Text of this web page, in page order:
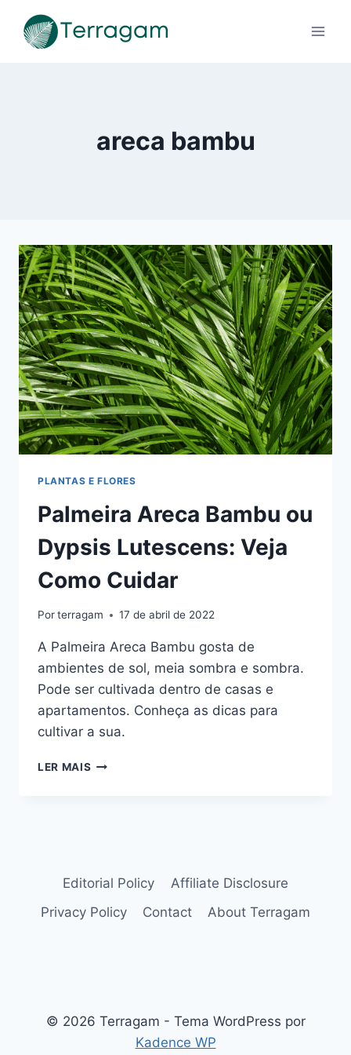
para
areca bambu
PLANTAS E FLORES
Palmeira Areca Bambu ou
Dypsis Lutescens: Veja
Como Cuidar
Porterragam 17 de abril de 2022
A Palmeira Areca Bambu gosta de
ambientes de sol, meia sombra e sombra.
Pode ser cultivada dentro de casas e
apartamentos. Conheça as dicas para
cultivar a sua.
LER MAIS PALMEIRA
COMO
Editorial Policy
Affiliate Disclosure
Privacy Policy
Contact About Terragam
© 2026 Terragam - Tema WordPress por
Kadence WP